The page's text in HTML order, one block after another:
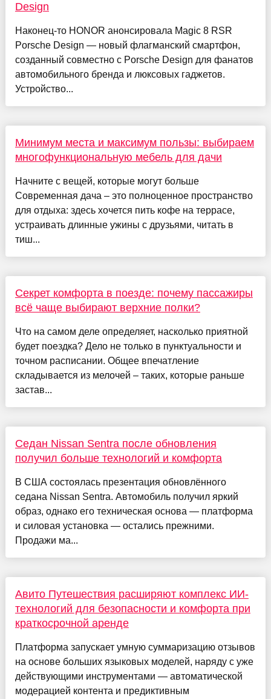
Design
Наконец-то HONOR анонсировала Magic 8 RSR
Porsche Design — новый флагманский смартфон,
созданный совместно с Porsche Design для фанатов
автомобильного бренда и люксовых гаджетов.
Устройство...
Минимум места и максимум пользы: выбираем
многофункциональную мебель для дачи
Начните с вещей, которые могут больше
Современная дача – это полноценное пространство
для отдыха: здесь хочется пить кофе на террасе,
устраивать длинные ужины с друзьями, читать в
тиш...
Секрет комфорта в поезде: почему пассажиры
всё чаще выбирают верхние полки?
Что на самом деле определяет, насколько приятной
будет поездка? Дело не только в пунктуальности и
точном расписании. Общее впечатление
складывается из мелочей – таких, которые раньше
застав...
Седан Nissan Sentra после обновления
получил больше технологий и комфорта
В США состоялась презентация обновлённого
седана Nissan Sentra. Автомобиль получил яркий
образ, однако его техническая основа — платформа
и силовая установка — остались прежними.
Продажи ма...
Авито Путешествия расширяют комплекс ИИ-
технологий для безопасности и комфорта при
краткосрочной аренде
Платформа запускает умную суммаризацию отзывов
на основе больших языковых моделей, наряду с уже
действующими инструментами — автоматической
модерацией контента и предиктивным